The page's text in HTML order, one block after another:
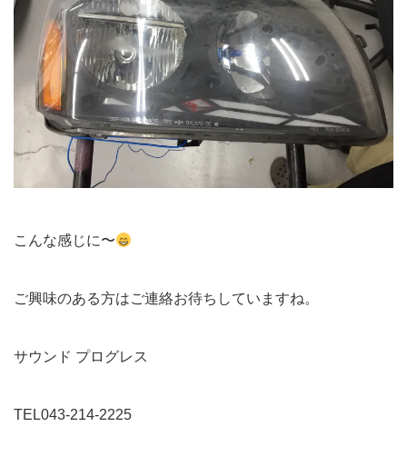
こんな感じに〜
ご興味のある方はご連絡お待ちしていますね。
サウンド プログレス
TEL043-214-2225